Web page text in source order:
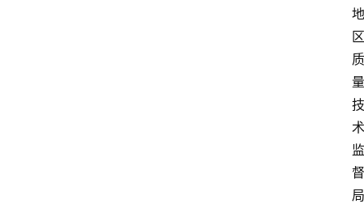
地
区
质
量
技
术
监
督
局